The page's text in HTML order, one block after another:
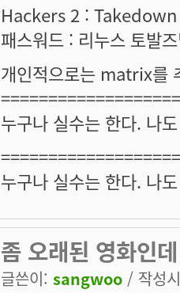
Hackers 2 : Takedown
패스워드 : 리누스 토발
개인적으로는 matrix를
누구나 실수는 한다. 나
누구나 실수는 한다. 나
좀 오래된 영화인데
글쓴이: sangwoo / 작성